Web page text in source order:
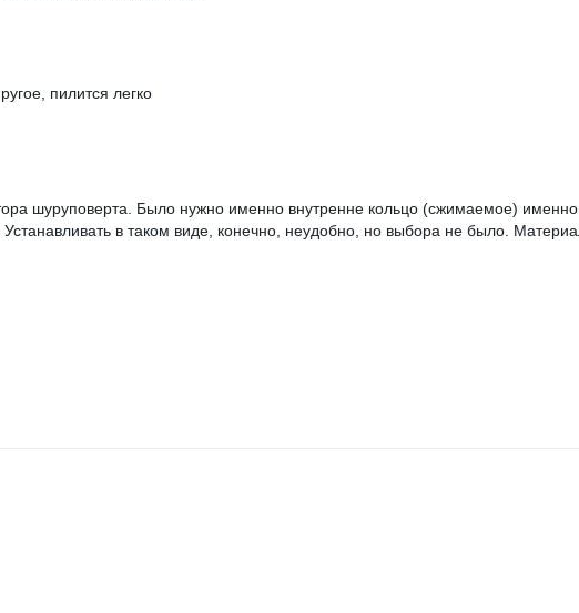
пилится легко
шуруповерта. Было нужно именно внутренне кольцо (сжимаемое)
в таком виде, конечно, неудобно, но выбора не было.